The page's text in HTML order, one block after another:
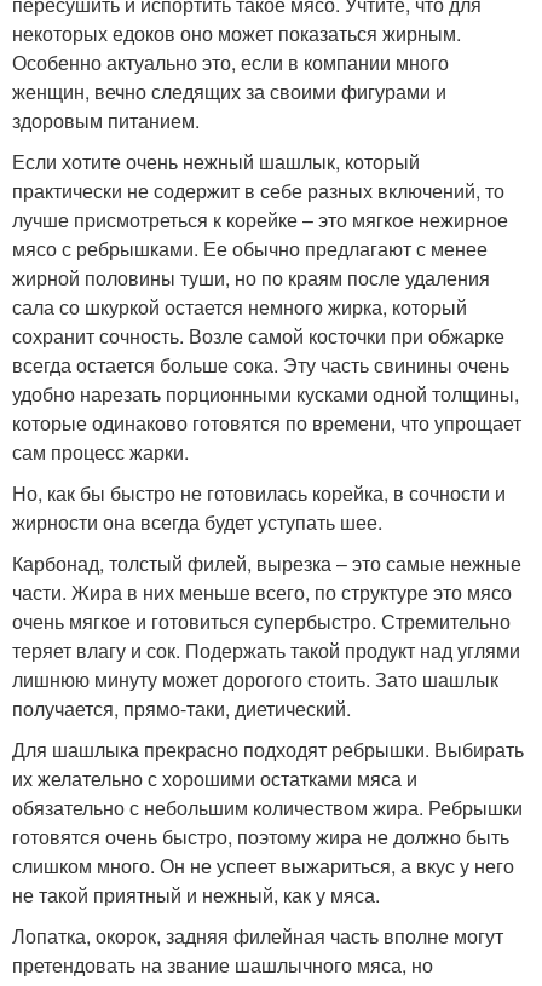
некоторых едоков оно может показаться жирным.
Особенно актуально это, если в компании много
женщин, вечно следящих за своими фигурами и
здоровым питанием.
Если хотите очень нежный шашлык, который
практически не содержит в себе разных включений, то
лучше присмотреться к корейке – это мягкое нежирное
мясо с ребрышками. Ее обычно предлагают с менее
жирной половины туши, но по краям после удаления
сала со шкуркой остается немного жирка, который
сохранит сочность. Возле самой косточки при обжарке
всегда остается больше сока. Эту часть свинины очень
удобно нарезать порционными кусками одной толщины,
которые одинаково готовятся по времени, что упрощает
сам процесс жарки.
Но, как бы быстро не готовилась корейка, в сочности и
жирности она всегда будет уступать шее.
Карбонад, толстый филей, вырезка – это самые нежные
части. Жира в них меньше всего, по структуре это мясо
очень мягкое и готовиться супербыстро. Стремительно
теряет влагу и сок. Подержать такой продукт над углями
лишнюю минуту может дорогого стоить. Зато шашлык
получается, прямо-таки, диетический.
Для шашлыка прекрасно подходят ребрышки. Выбирать
их желательно с хорошими остатками мяса и
обязательно с небольшим количеством жира. Ребрышки
готовятся очень быстро, поэтому жира не должно быть
слишком много. Он не успеет выжариться, а вкус у него
не такой приятный и нежный, как у мяса.
Лопатка, окорок, задняя филейная часть вполне могут
претендовать на звание шашлычного мяса, но